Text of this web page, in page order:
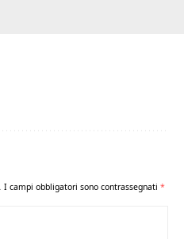
I campi obbligatori sono contrassegnati *